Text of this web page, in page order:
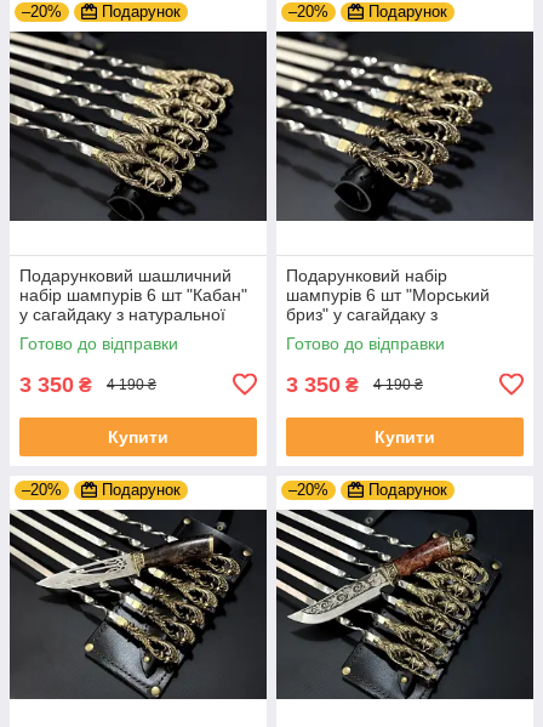
–20% Подарунок
Подарунковий шашличний
набір шампурів 6 шт "Кабан"
у сагайдаку з натуральної
шкіри
Готово до відправки
3 350 ₴ 4 190 ₴
Купити
–20% Подарунок
Подарунковий набір
шампурів 6 шт "Морський
бриз" у сагайдаку з
натуральної шкіри
Готово до відправки
3 350 ₴ 4 190 ₴
Купити
–20% Подарунок –20% Подарунок